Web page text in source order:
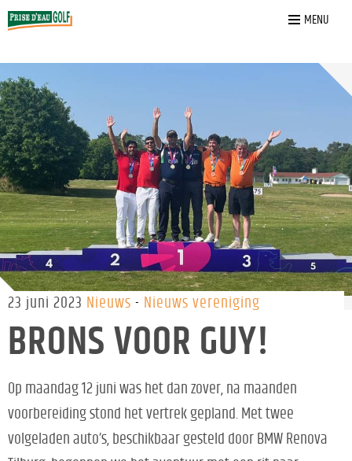
MENU
Home
23 juni 2023 Nieuws Nieuws vereniging
BRONS VOOR GUY!
Op maandag 12 juni was het dan zover, na maanden
voorbereiding stond het vertrek gepland. Met twee
volgeladen auto’s, beschikbaar gesteld door BMW Renova